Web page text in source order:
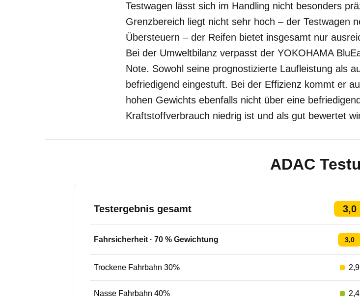
Testwagen lässt sich im Handling nicht besonders
Grenzbereich liegt nicht sehr hoch – der Testwagen
Übersteuern – der Reifen bietet insgesamt nur
Bei der Umweltbilanz verpasst der YOKOHAMA
Note. Sowohl seine prognostizierte Laufleistung als
befriedigend eingestuft. Bei der Effizienz kommt er
hohen Gewichts ebenfalls nicht über eine
Kraftstoffverbrauch niedrig ist und als gut bewertet
ADAC
Testergebnis gesamt 3,0
Fahrsicherheit · 70 % Gewichtung 3,0
Trockene Fahrbahn 30% 2,9
Nasse Fahrbahn 40% 2,4